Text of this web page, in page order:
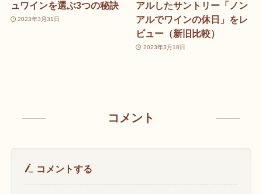
ュワインを選ぶ3つの秘訣
2023年3月31日
アルしたサントリー「ノン
アルでワインの休日」をレ
ビュー（新旧比較）
2023年3月18日
コメント
コメントする